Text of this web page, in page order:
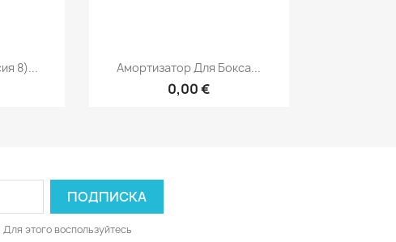
8)... Быстрый просмотр
Амортизатор Для Бокса...
0,00 €
этого воспользуйтесь